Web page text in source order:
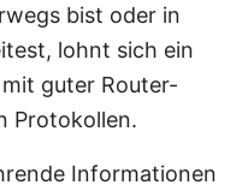
bist oder in
lohnt sich ein
guter Router-
Protokollen.
Informationen